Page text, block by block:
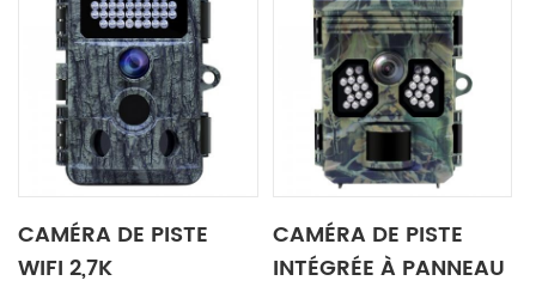
CAMÉRA DE PISTE
WIFI 2,7K
CAMÉRA DE PISTE
INTÉGRÉE À PANNEAU